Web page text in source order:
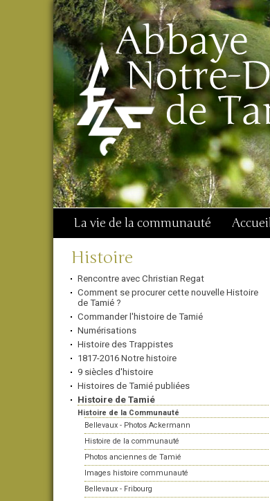
Aller
au
contenu.
|
Aller
à
navigation
Outils
personnels
Chercher par
Recherche
avancée…
La vie de la communauté
Navigation
Histoire
Rencontre avec Christian Regat
Comment se procurer cette nouvelle Histoire
de Tamié ?
Commander l'histoire de Tamié
Numérisations
Histoire des Trappistes
1817-2016 Notre histoire
9 siècles d'histoire
Histoires de Tamié publiées
Histoire de Tamié
Histoire de la Communauté
Bellevaux - Photos Ackermann
Histoire de la communauté
Photos anciennes de Tamié
Images histoire communauté
Bellevaux - Fribourg